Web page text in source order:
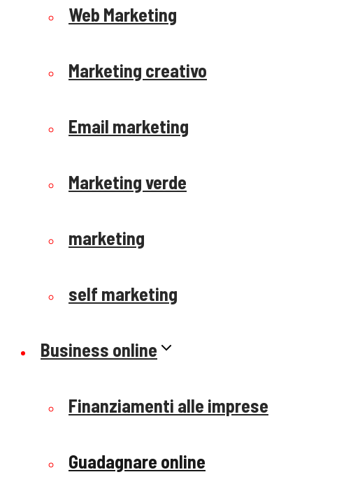
Web Marketing
Marketing creativo
Email marketing
Marketing verde
marketing
self marketing
Business online
Finanziamenti alle imprese
Guadagnare online